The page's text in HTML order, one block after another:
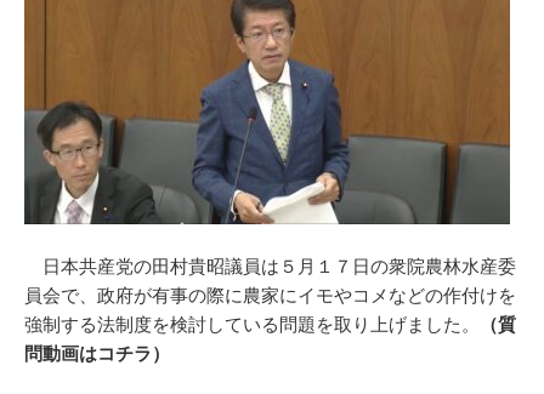
日本共産党の田村貴昭議員は５月１７日の衆院農林水産委
員会で、政府が有事の際に農家にイモやコメなどの作付けを
強制する法制度を検討している問題を取り上げました。
（質
問動画はコチラ）